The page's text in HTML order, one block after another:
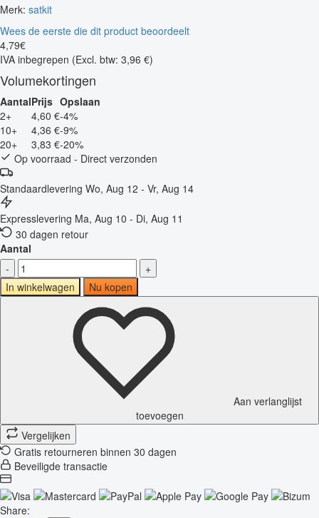
Merk: satkit
Wees de eerste die dit product beoordeelt
4,79€
IVA inbegrepen (Excl. btw: 3,96 €)
Volumekortingen
AantalPrijs Opslaan
2+
4,60 €-4%
10+
4,36 €-9%
20+
3,83 €-20%
Op voorraad - Direct verzonden
Standaardlevering Wo, Aug 12 - Vr, Aug 14
Expresslevering Ma, Aug 10 - Di, Aug 11
30 dagen retour
Aantal
-
+
In winkelwagen
Nu kopen
Aan verlanglijst
toevoegen
Vergelijken
Gratis retourneren binnen 30 dagen
Beveiligde transactie
Share: